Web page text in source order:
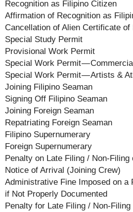
Recognition as Filipino Citizen
Affirmation of Recognition as
Cancellation of Alien Certificate
Special Study Permit
Provisional Work Permit
Special Work Permit —
Special Work Permit — Artists &
Joining Filipino Seaman
Signing Off Filipino Seaman
Joining Foreign Seaman
Repatriating Foreign Seaman
Filipino Supernumerary
Foreign Supernumerary
Penalty on Late Filing / Non-Filing
Notice of Arrival (Joining Crew)
Administrative Fine Imposed on a
if Not Properly Documented
Penalty for Late Filing / Non-